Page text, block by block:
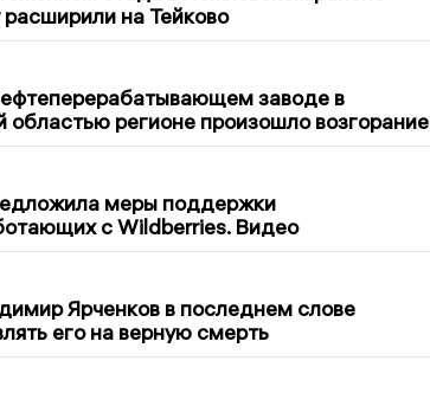
на Тейково
заводе в
регионе произошло возгорание
меры поддержки
с Wildberries. Видео
Ярченков в последнем слове
его на верную смерть